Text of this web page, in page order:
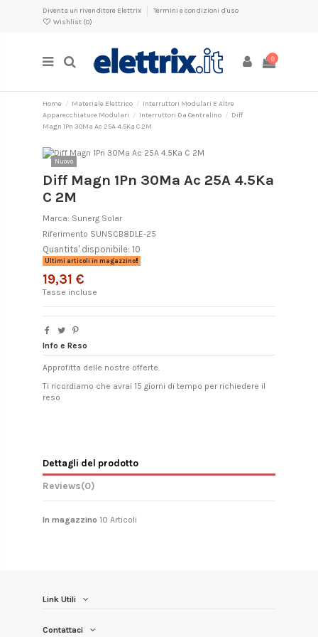
Diventa un rivenditore Elettrix
Termini e condizioni d'uso
Wishlist (0)
0
Home Materiale Elettrico
Interruttori Modulari E Altre
Apparecchiature Modulari
Interruttori Da Centralino
Diff
Magn 1Pn 30Ma Ac 25A 4.5Ka C 2M
Nuovo
Diff Magn 1Pn 30Ma Ac 25A 4.5Ka
C 2M
Marca: Sunerg Solar
Riferimento SUNSCB8DLE-25
Quantita' disponibile: 10
Ultimi articoli in magazzino
19,31 €
Tasse incluse
Info e Reso
Approfitta delle nostre offerte.
Ti ricordiamo che avrai 15 giorni di tempo per richiedere il
reso
Dettagli del prodotto
Reviews(0)
In magazzino 10 Articoli
Link Utili
Contattaci